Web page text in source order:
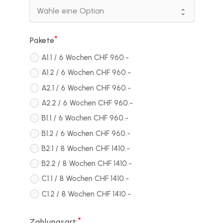
Pakete
A1.1 / 6 Wochen CHF 960.-
A1.2 / 6 Wochen CHF 960.-
A2.1 / 6 Wochen CHF 960.-
A2.2 / 6 Wochen CHF 960.-
B1.1 / 6 Wochen CHF 960.-
B1.2 / 6 Wochen CHF 960.-
B2.1 / 8 Wochen CHF 1410.-
B2.2 / 8 Wochen CHF 1410.-
C1.1 / 8 Wochen CHF 1410.-
C1.2 / 8 Wochen CHF 1410.-